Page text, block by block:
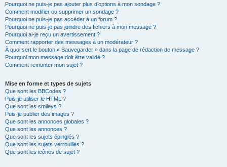
Pourquoi ne puis-je pas ajouter plus d’options à mon sondage ?
Comment modifier ou supprimer un sondage ?
Pourquoi ne puis-je pas accéder à un forum ?
Pourquoi ne puis-je pas joindre des fichiers à mon message ?
Pourquoi ai-je reçu un avertissement ?
Comment rapporter des messages à un modérateur ?
À quoi sert le bouton « Sauvegarder » dans la page de rédaction de message ?
Pourquoi mon message doit être validé ?
Comment remonter mon sujet ?
Mise en forme et types de sujets
Que sont les BBCodes ?
Puis-je utiliser le HTML ?
Que sont les smileys ?
Puis-je publier des images ?
Que sont les annonces globales ?
Que sont les annonces ?
Que sont les sujets épinglés ?
Que sont les sujets verrouillés ?
Que sont les icônes de sujet ?